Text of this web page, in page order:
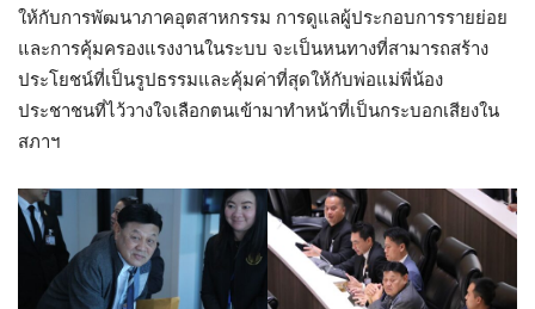
ให้กับการพัฒนาภาคอุตสาหกรรม การดูแลผู้ประกอบการรายย่อย
และการคุ้มครองแรงงานในระบบ จะเป็นหนทางที่สามารถสร้าง
ประโยชน์ที่เป็นรูปธรรมและคุ้มค่าที่สุดให้กับพ่อแม่พี่น้อง
ประชาชนที่ไว้วางใจเลือกตนเข้ามาทำหน้าที่เป็นกระบอกเสียงใน
สภาฯ